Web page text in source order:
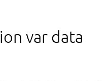
var data